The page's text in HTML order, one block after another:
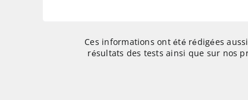
Ces informations ont été rédigées
résultats des tests ainsi que sur nos